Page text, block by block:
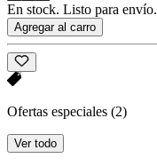
En stock. Listo para envío.
Agregar al carro
Ofertas especiales (2)
Ver todo